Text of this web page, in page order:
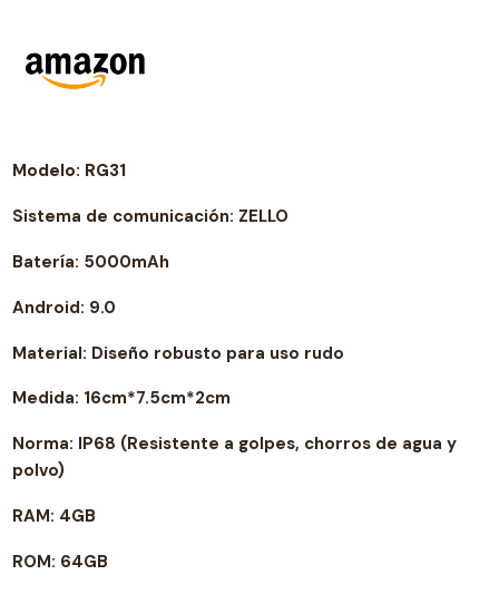
Modelo: RG31
Sistema de comunicación: ZELLO
Batería: 5000mAh
Android: 9.0
Material: Diseño robusto para uso rudo
Medida: 16cm*7.5cm*2cm
Norma: IP68 (Resistente a golpes, chorros de agua y
polvo)
RAM: 4GB
ROM: 64GB